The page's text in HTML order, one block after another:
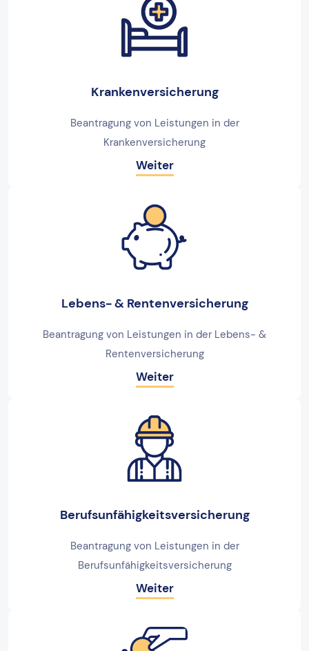
Krankenversicherung
Beantragung von Leistungen in der
Krankenversicherung
Weiter
Lebens- & Rentenversicherung
Beantragung von Leistungen in der Lebens- &
Rentenversicherung
Weiter
Berufsunfähigkeitsversicherung
Beantragung von Leistungen in der
Berufsunfähigkeitsversicherung
Weiter